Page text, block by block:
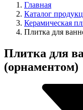
Главная
Каталог
Керамическая
Плитка для
Плитка для
(орнаментом)